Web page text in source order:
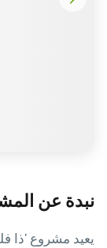
نبدة عن
يعيد مشروع 'ذا